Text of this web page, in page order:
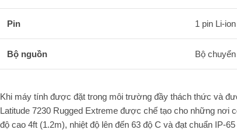
Pin 1 pin Li-
Bộ nguồn Bộ
Khi máy tính được đặt trong môi trường đầy thách thức và
Latitude 7230 Rugged Extreme được chế tạo cho những
độ cao 4ft (1.2m), nhiệt độ lên đến 63 độ C và đạt chuẩn IP-